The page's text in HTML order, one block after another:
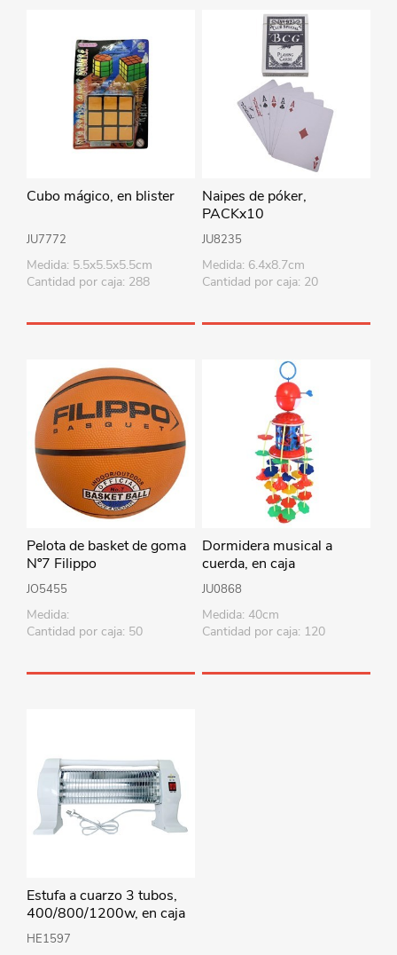
Cubo mágico, en blister
JU7772
Medida: 5.5x5.5x5.5cm
Cantidad por caja: 288
Naipes de póker,
PACKx10
JU8235
Medida: 6.4x8.7cm
Cantidad por caja: 20
Pelota de basket de goma
Nº7 Filippo
JO5455
Medida:
Cantidad por caja: 50
Dormidera musical a
cuerda, en caja
JU0868
Medida: 40cm
Cantidad por caja: 120
Estufa a cuarzo 3 tubos,
400/800/1200w, en caja
HE1597